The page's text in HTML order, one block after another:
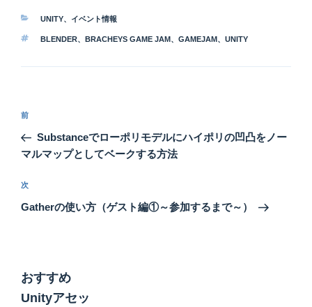
カ
ゴ
ー
UNITY、 イベント情報
タ
BLENDER、 BRACHEYS GAME JAM 、 GAMEJAM 、 UNITY
投
ナ
ゲ
ー
前
の
投
前
Substanceでローポリモデルにハイポリの凹凸をノー
マルマップとしてベークする方法
次
の
次
Gatherの使い方（ゲスト編①～参加するまで～）
おすすめ
Unityアセッ